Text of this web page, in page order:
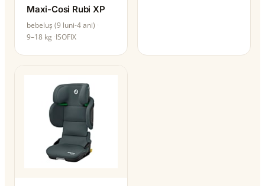
Maxi-Cosi Rubi XP
bebeluș (9 luni-4 ani)
9–18 kg ISOFIX